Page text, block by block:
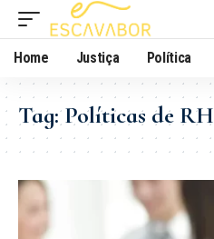
Home Justiça Política
Tag:Políticas de RH